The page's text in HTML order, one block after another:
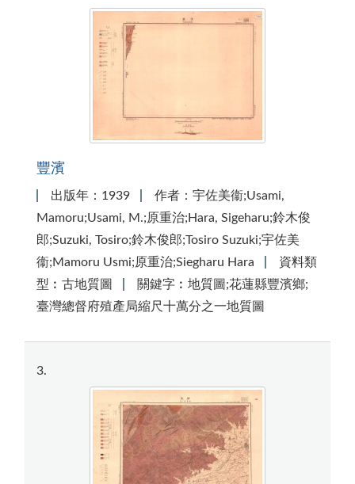
豐濱
出版年：1939
作者：宇佐美衞;Usami,
Mamoru;Usami, M.;原重治;Hara, Sigeharu;鈴木俊
郎;Suzuki, Tosiro;鈴木俊郎;Tosiro Suzuki;宇佐美
衞;Mamoru Usmi;原重治;Siegharu Hara
資料類
型︰古地質圖
關鍵字︰地質圖;花蓮縣豐濱鄉;
臺灣總督府殖產局縮尺十萬分之一地質圖
3